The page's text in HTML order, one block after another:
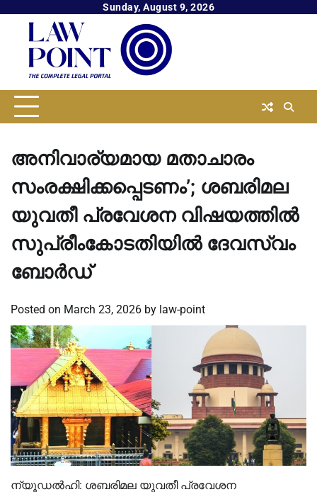
content
Sunday, August 9, 2026
അനിവാര്യമായ മതാചാരം
സംരക്ഷിക്കപ്പെടണം’; ശബരിമല
യുവതീ പ്രവേശന വിഷയത്തില്‍
സുപ്രീംകോടതിയില്‍ ദേവസ്വം
ബോര്‍ഡ്
Posted on March 23, 2026 by law-point
ന്യൂഡല്‍ഹി: ശബരിമല യുവതീ പ്രവേശന